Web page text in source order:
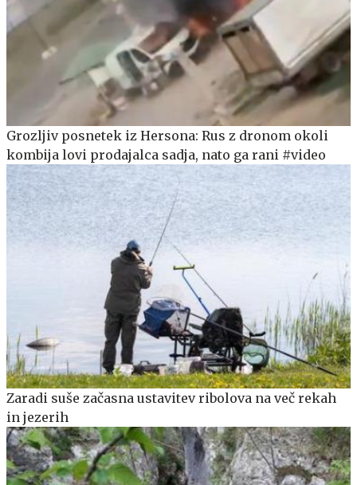
Grozljiv posnetek iz Hersona: Rus z dronom okoli
kombija lovi prodajalca sadja, nato ga rani #video
Zaradi suše začasna ustavitev ribolova na več rekah
in jezerih